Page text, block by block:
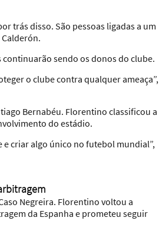
trás disso. São pessoas ligadas a um
sendo os donos do clube.
o clube contra qualquer ameaça”,
Bernabéu. Florentino classificou a
do estádio.
criar algo único no futebol mundial”,
Negreira. Florentino voltou a
da Espanha e prometeu seguir